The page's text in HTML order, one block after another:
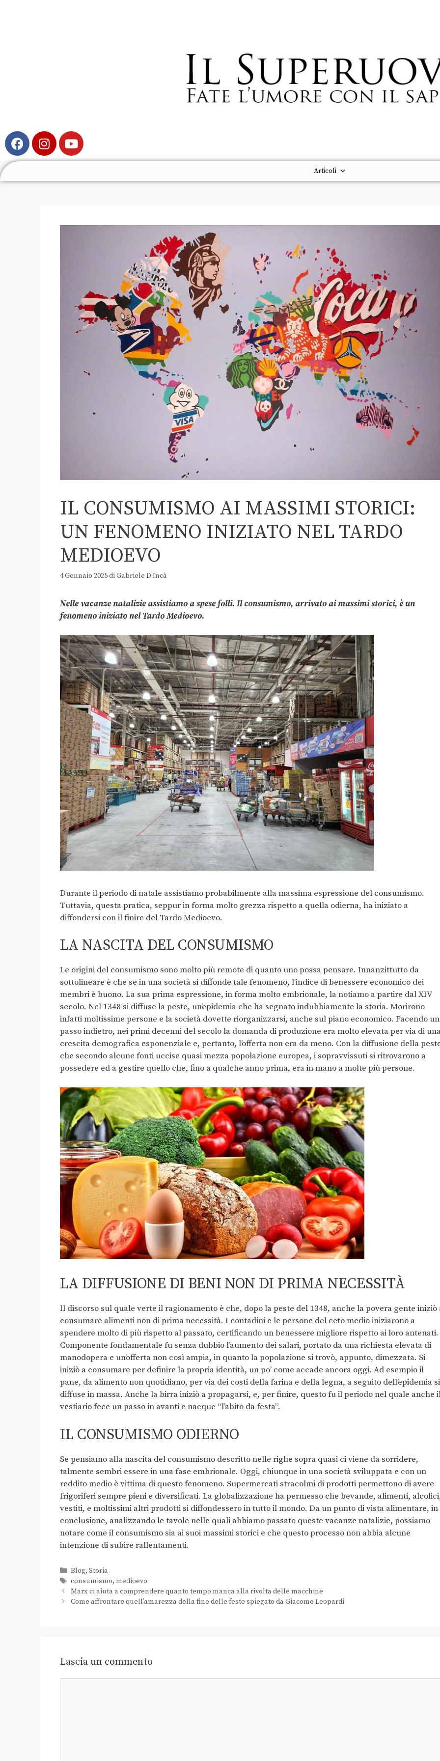
Articoli
IL CONSUMISMO AI MASSIMI STORICI:
UN FENOMENO INIZIATO NEL TARDO
MEDIOEVO
4 Gennaio 2025diGabriele D'Incà
Nelle vacanze natalizie assistiamo a spese folli. Il consumismo, arrivato ai massimi storici, è un
fenomeno iniziato nel Tardo Medioevo.
Durante il periodo di natale assistiamo probabilmente alla massima espressione del consumismo.
Tuttavia, questa pratica, seppur in forma molto grezza rispetto a quella odierna, ha iniziato a
diffondersi con il finire del Tardo Medioevo.
LA NASCITA DEL CONSUMISMO
Le origini del consumismo sono molto più remote di quanto uno possa pensare. Innanzittutto da
sottolineare è che se in una società si diffonde tale fenomeno, l’indice di benessere economico dei
membri è buono. La sua prima espressione, in forma molto embrionale, la notiamo a partire dal XIV
secolo. Nel 1348 si diffuse la peste, un’epidemia che ha segnato indubbiamente la storia. Morirono
infatti moltissime persone e la società dovette riorganizzarsi, anche sul piano economico. Facendo un
passo indietro, nei primi decenni del secolo la domanda di produzione era molto elevata per via di
crescita demografica esponenziale e, pertanto, l’offerta non era da meno. Con la diffusione della
che secondo alcune fonti uccise quasi mezza popolazione europea, i sopravvissuti si ritrovarono a
possedere ed a gestire quello che, fino a qualche anno prima, era in mano a molte più persone.
LA DIFFUSIONE DI BENI NON DI PRIMA NECESSITÀ
Il discorso sul quale verte il ragionamento è che, dopo la peste del 1348, anche la povera gente iniziò
consumare alimenti non di prima necessità. I contadini e le persone del ceto medio iniziarono a
spendere molto di più rispetto al passato, certificando un benessere migliore rispetto ai loro antenati.
Componente fondamentale fu senza dubbio l’aumento dei salari, portato da una richiesta elevata di
manodopera e un’offerta non così ampia, in quanto la popolazione si trovò, appunto, dimezzata. Si
iniziò a consumare per definire la propria identità, un po’ come accade ancora oggi. Ad esempio il
pane, da alimento non quotidiano, per via dei costi della farina e della legna, a seguito dell’epidemia si
diffuse in massa. Anche la birra iniziò a propagarsi, e, per finire, questo fu il periodo nel quale anche
vestiario fece un passo in avanti e nacque “l’abito da festa”.
IL CONSUMISMO ODIERNO
Se pensiamo alla nascita del consumismo descritto nelle righe sopra quasi ci viene da sorridere,
talmente sembri essere in una fase embrionale. Oggi, chiunque in una società sviluppata e con un
reddito medio è vittima di questo fenomeno. Supermercati stracolmi di prodotti permettono di avere
frigoriferi sempre pieni e diversificati. La globalizzazione ha permesso che bevande, alimenti,
vestiti, e moltissimi altri prodotti si diffondessero in tutto il mondo. Da un punto di vista alimentare, in
conclusione, analizzando le tavole nelle quali abbiamo passato queste vacanze natalizie, possiamo
notare come il consumismo sia ai suoi massimi storici e che questo processo non abbia alcune
intenzione di subire rallentamenti.
Blog, Storia
consumismo, medioevo
Marx ci aiuta a comprendere quanto tempo manca alla rivolta delle macchine
Come affrontare quell’amarezza della fine delle feste spiegato da Giacomo Leopardi
Lascia un commento